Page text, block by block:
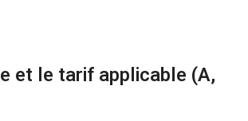
et le tarif applicable (A,